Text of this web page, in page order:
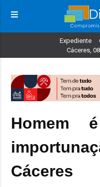
Expediente
Cáceres,
Homem